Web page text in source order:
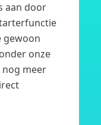
aan door
gewoon
onze
nog meer